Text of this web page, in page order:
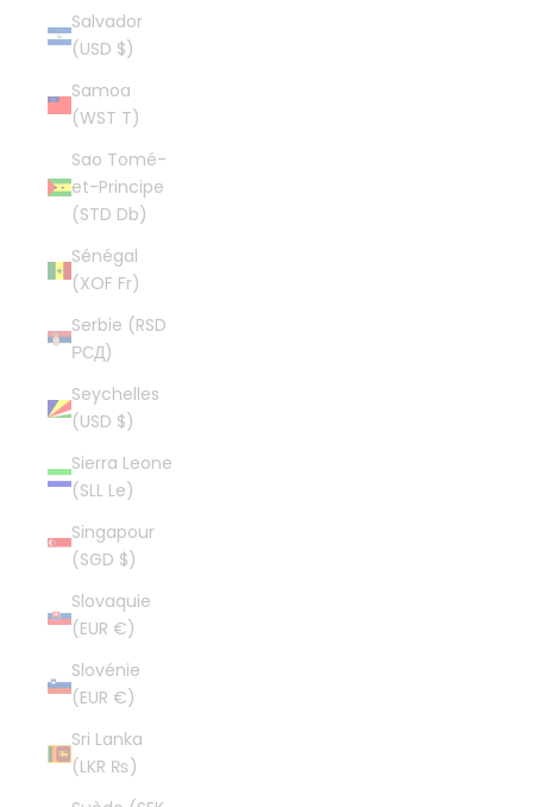
Salvador
(USD $)
Samoa
(WST T)
Sao Tomé-
et-Principe
(STD Db)
Sénégal
(XOF Fr)
Serbie (RSD
РСД)
Seychelles
(USD $)
Sierra Leone
(SLL Le)
Singapour
(SGD $)
Slovaquie
(EUR €)
Slovénie
(EUR €)
Sri Lanka
(LKR ₨)